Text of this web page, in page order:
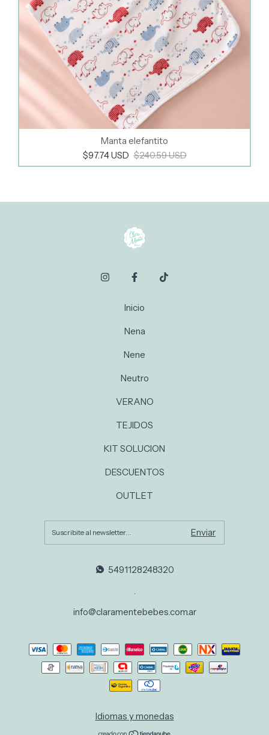
Manta elefantito
$97.74 USD $240.59 USD
Inicio
Nena
Nene
Neutro
VERANO
TEJIDOS
KIT SOLUCION
DESCUENTOS
OUTLET
5491128248320
info@claramentebebes.com.ar
Idiomas y monedas